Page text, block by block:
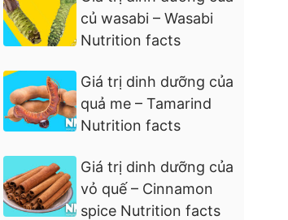
củ wasabi – Wasabi
Nutrition facts
Giá trị dinh dưỡng của
quả me – Tamarind
Nutrition facts
Giá trị dinh dưỡng của
vỏ quế – Cinnamon
spice Nutrition facts